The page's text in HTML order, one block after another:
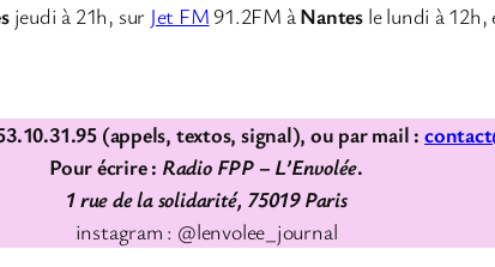
jeudi à 21h, sur Jet FM 91.2FM àNantes le lundi à 12h,
(appels, textos, signal), ou par mail :
Pour écrire : Radio FPP – L’Envolée.
1 rue de la solidarité, 75019 Paris
instagram : @lenvolee_journal